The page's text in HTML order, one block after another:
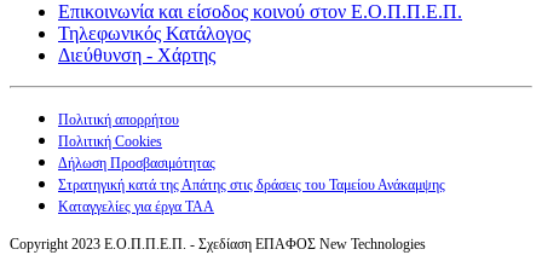
Επικοινωνία και είσοδος κοινού στον Ε.Ο.Π.Π.Ε.Π.
Τηλεφωνικός Κατάλογος
Διεύθυνση - Χάρτης
Πολιτική απορρήτου
Πολιτική Cookies
Δήλωση Προσβασιμότητας
Στρατηγική κατά της Απάτης στις δράσεις του Ταμείου Ανάκαμψης
Καταγγελίες για έργα ΤΑΑ
Copyright 2023 Ε.Ο.Π.Π.Ε.Π. - Σχεδίαση ΕΠΑΦΟΣ New Technologies